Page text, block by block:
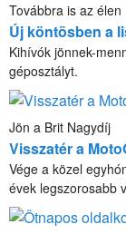
Továbbra is az élen
Új köntösben a
Kihívók jönnek-
géposztályt.
Jön a Brit Nagydíj
Visszatér a
Vége a közel
évek legszorosabb